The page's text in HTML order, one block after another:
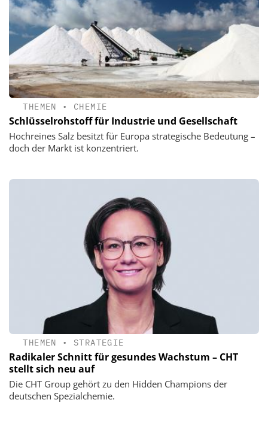
THEMEN • CHEMIE
Schlüsselrohstoff für Industrie und Gesellschaft
Hochreines Salz besitzt für Europa strategische Bedeutung –
doch der Markt ist konzentriert.
THEMEN • STRATEGIE
Radikaler Schnitt für gesundes Wachstum – CHT
stellt sich neu auf
Die CHT Group gehört zu den Hidden Champions der
deutschen Spezialchemie.